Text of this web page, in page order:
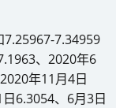
7.34959
、2020年6
年11月4日
6.3054、6月3日